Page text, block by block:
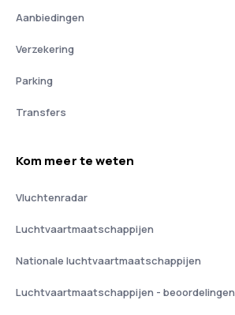
Aanbiedingen
Verzekering
Parking
Transfers
Kom meer te weten
Vluchtenradar
Luchtvaartmaatschappijen
Nationale luchtvaartmaatschappijen
Luchtvaartmaatschappijen - beoordelingen